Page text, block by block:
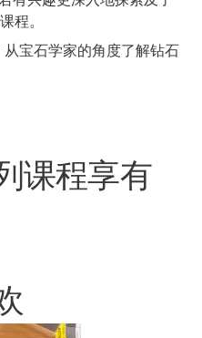
程。
从宝石学家的角度了解钻石
课程享有